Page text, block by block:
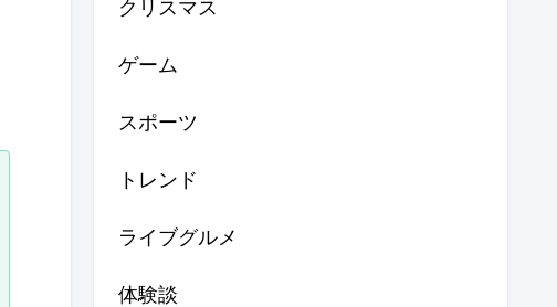
クリスマス
ゲーム
スポーツ
トレンド
ライブグルメ
体験談